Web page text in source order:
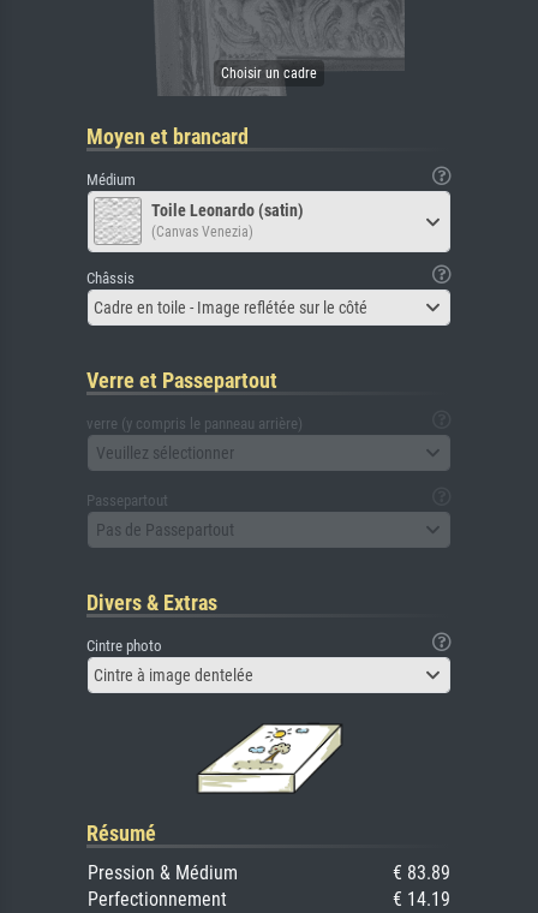
Moyen et brancard
Médium
Toile Leonardo (satin)
(Canvas Venezia)
Châssis
Cadre en toile - Image reflétée sur le côté
Verre et Passepartout
verre (y compris le panneau arrière)
Veuillez sélectionner
Passepartout
Pas de Passepartout
Divers & Extras
Cintre photo
Cintre à image dentelée
Résumé
Pression & Médium
€ 83.89
Perfectionnement
€ 14.19